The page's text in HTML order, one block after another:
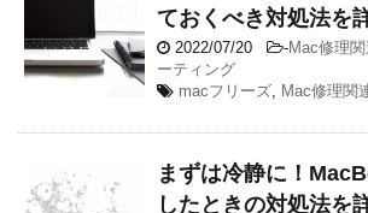
ておくべき対処法を
2022/07/20 -Mac修理
ーティング
macフリーズ, Mac修理関
まずは冷静に！
したときの対処法を